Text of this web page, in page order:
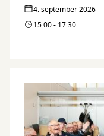
4. september 2026
15:00 - 17:30